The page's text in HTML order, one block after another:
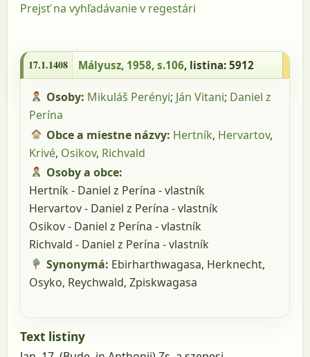
Prejsť na vyhľadávanie v regestári
5912
17.1.1408 Mályusz, 1958, s.106, listina: 5912
Osoby: Mikuláš Perényi; Ján Vitani; Daniel z
Perína
Obce a miestne názvy: Hertník, Hervartov,
Krivé, Osikov, Richvald
Osoby a obce:
Hertník - Daniel z Perína - vlastník
Hervartov - Daniel z Perína - vlastník
Osikov - Daniel z Perína - vlastník
Richvald - Daniel z Perína - vlastník
Synonymá: Ebirharthwagasa, Herknecht,
Osyko, Reychwald, Zpiskwagasa
Text listiny